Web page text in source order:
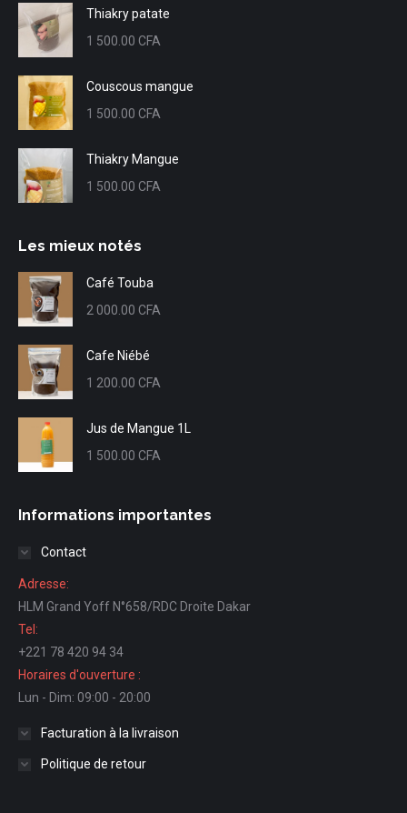
Thiakry patate
1 500.00 CFA
Couscous mangue
1 500.00 CFA
Thiakry Mangue
1 500.00 CFA
Les mieux notés
Café Touba
2 000.00 CFA
Cafe Niébé
1 200.00 CFA
Jus de Mangue 1L
1 500.00 CFA
Informations importantes
Contact
Adresse:
HLM Grand Yoff N°658/RDC Droite Dakar
Tel:
+221 78 420 94 34
Horaires d'ouverture :
Lun - Dim: 09:00 - 20:00
Facturation à la livraison
Politique de retour